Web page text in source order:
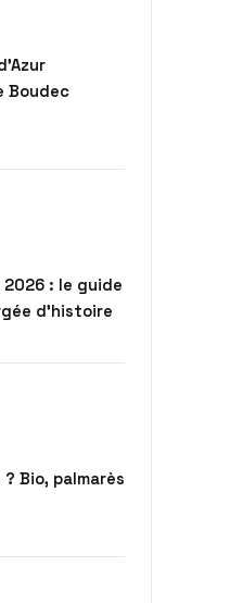
Boudec
: le guide
d’histoire
Bio, palmarès